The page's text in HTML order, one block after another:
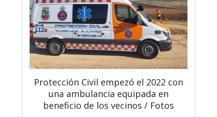
Protección Civil empezó el 2022 con
una ambulancia equipada en
beneficio de los vecinos / Fotos